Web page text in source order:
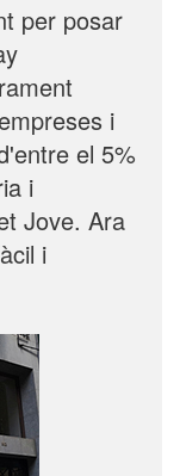
per posar
i
el 5%
i
Jove. Ara
i